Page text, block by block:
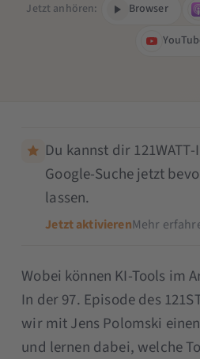
Jetzt anhören: Browser
Du kannst dir
Google-Suche jetzt
lassen.
Jetzt aktivierenMehr
Wobei können KI-Tools im
In der 97. Episode des
wir mit Jens Polomski
und lernen dabei, welche